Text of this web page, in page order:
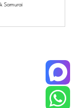
Samurai